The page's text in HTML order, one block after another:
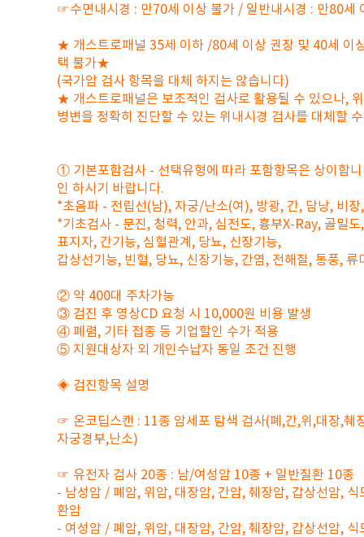
☞수면내시경 : 만70세 이상 불가 / 일반내시경 : 만80세
★ 개스트로패널 35세 이하 /80세 이상 권장 및 40세 이
택 불가★
(국가암 검사 항목을 대체 하지는 않습니다)
★ 개스트로패널은 보조적인 검사로 활용될 수 있으나,
병변을 정확히 진단할 수 있는 위내시경 검사를 대체할
① 기본포함검사 - 선택유형에 따라 포함항목은 상이합
인 하시기 바랍니다.
*초음파 - 전립선(남), 자궁/난소(여), 방광, 간, 담낭, 비
*기초검사 - 문진, 청력, 안과, 심전도, 흉부X-Ray, 골밀
표지자, 간기능, 심혈관계, 당뇨, 신장기능,
갑상선기능, 빈혈, 당뇨, 신장기능, 간염, 전해질, 통풍,
② 약 400대 주차가능
③ 검진 후 영상CD 요청 시 10,000원 비용 발생
④ 폐렴, 기타 접종 등 기업할인 수가 적용
⑤ 지원대상자 외 개인수납자 동일 조건 진행
◈ 검진항목 설명
☞ 온코딥스캔 : 11종 암세포 탐색 검사(폐,간,위,대장,췌
자궁경부,난소)
☞ 유전자 검사 20종 : 남/여성암 10종 + 일반질환 10종
- 남성암 / 폐암, 위암, 대장암, 간암, 췌장암, 갑상선암,
환암
- 여성암 / 폐암, 위암, 대장암, 간암, 췌장암, 갑상선암,